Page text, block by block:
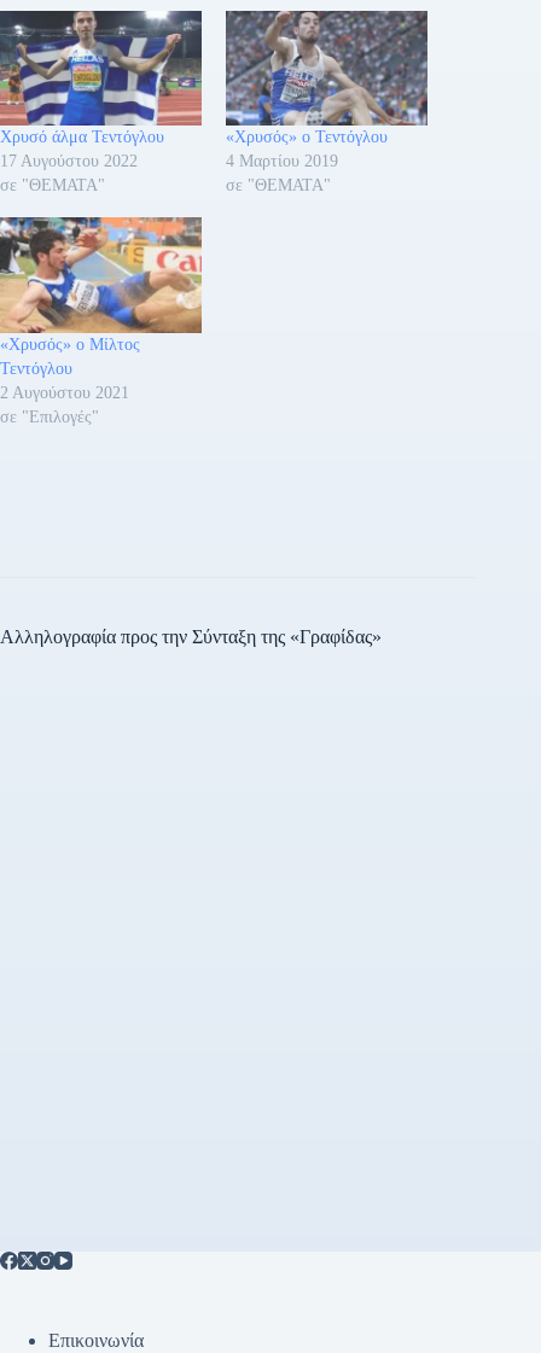
Χρυσό άλμα Τεντόγλου
17 Αυγούστου 2022
σε "ΘΕΜΑΤΑ"
«Χρυσός» ο Τεντόγλου
4 Μαρτίου 2019
σε "ΘΕΜΑΤΑ"
«Χρυσός» ο Μίλτος
Τεντόγλου
2 Αυγούστου 2021
σε "Επιλογές"
Αλληλογραφία προς την Σύνταξη της «Γραφίδας»
Επικοινωνία